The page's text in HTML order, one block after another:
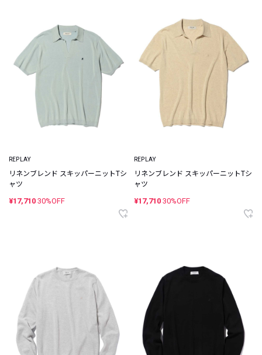
REPLAY
リネンブレンド スキッパーニットTシ
ャツ
¥17,710 30%OFF
REPLAY
リネンブレンド スキッパーニットTシ
ャツ
¥17,710 30%OFF